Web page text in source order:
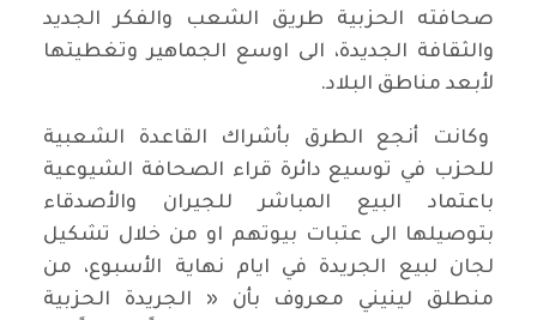
صحافته الحزبية طريق الشعب والفكر الجديد
والثقافة الجديدة، الى اوسع الجماهير وتغطيتها
لأبعد مناطق البلاد.
وكانت أنجع الطرق بأشراك القاعدة الشعبية
للحزب في توسيع دائرة قراء الصحافة الشيوعية
باعتماد البيع المباشر للجيران والأصدقاء
بتوصيلها الى عتبات بيوتهم او من خلال تشكيل
لجان لبيع الجريدة في ايام نهاية الأسبوع، من
منطلق لينيني معروف بأن « الجريدة الحزبية